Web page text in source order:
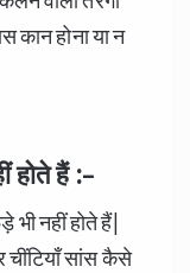
होना या न
होते हैं :-
भी नहीं होते हैं|
सांस कैसे